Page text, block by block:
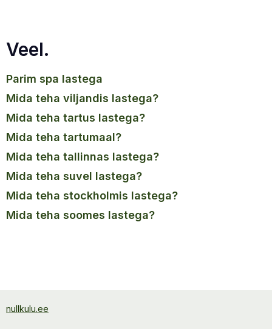
Veel.
parim spa lastega
mida teha viljandis lastega?
mida teha tartus lastega?
mida teha tartumaal?
mida teha tallinnas lastega?
mida teha suvel lastega?
mida teha stockholmis lastega?
mida teha soomes lastega?
nullkulu.ee